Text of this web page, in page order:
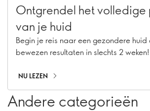
Ontgrendel het
van je huid
Begin je reis naar een gezondere
bewezen resultaten in slechts 2 weken!
NU LEZEN
Andere categorieën